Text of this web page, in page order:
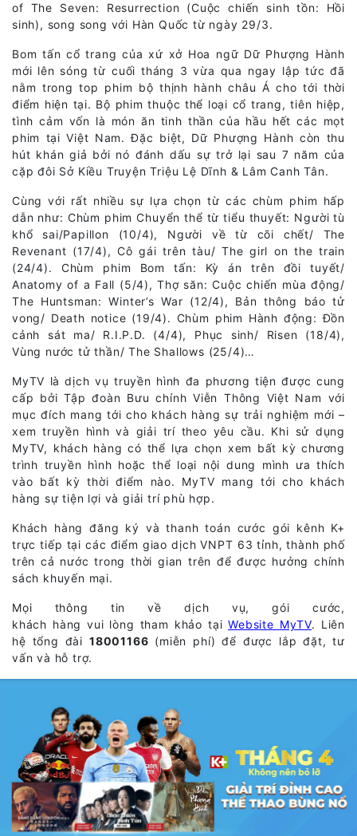
of The Seven: Resurrection (Cuộc chiến sinh tồn: Hồi
sinh), song song với Hàn Quốc từ ngày 29/3.
Bom tấn cổ trang của xứ xở Hoa ngữ Dữ Phượng Hành
mới lên sóng từ cuối tháng 3 vừa qua ngay lập tức đã
nằm trong top phim bộ thịnh hành châu Á cho tới thời
điểm hiện tại. Bộ phim thuộc thể loại cổ trang, tiên hiệp,
tình cảm vốn là món ăn tinh thần của hầu hết các mọt
phim tại Việt Nam. Đặc biệt, Dữ Phượng Hành còn thu
hút khán giả bởi nó đánh dấu sự trở lại sau 7 năm của
cặp đôi Sở Kiều Truyện Triệu Lệ Dĩnh & Lâm Canh Tân.
Cùng với rất nhiều sự lựa chọn từ các chùm phim hấp
dẫn như: Chùm phim Chuyển thể từ tiểu thuyết: Người tù
khổ sai/Papillon (10/4), Người về từ cõi chết/ The
Revenant (17/4), Cô gái trên tàu/ The girl on the train
(24/4). Chùm phim Bom tấn: Kỳ án trên đồi tuyết/
Anatomy of a Fall (5/4), Thợ săn: Cuộc chiến mùa động/
The Huntsman: Winter’s War (12/4), Bản thông báo tử
vong/ Death notice (19/4). Chùm phim Hành động: Đồn
cảnh sát ma/ R.I.P.D. (4/4), Phục sinh/ Risen (18/4),
Vùng nước tử thần/ The Shallows (25/4)…
MyTV là dịch vụ truyền hình đa phương tiện được cung
cấp bởi Tập đoàn Bưu chính Viễn Thông Việt Nam với
mục đích mang tới cho khách hàng sự trải nghiệm mới –
xem truyền hình và giải trí theo yêu cầu. Khi sử dụng
MyTV, khách hàng có thể lựa chọn xem bất kỳ chương
trình truyền hình hoặc thể loại nội dung mình ưa thích
vào bất kỳ thời điểm nào. MyTV mang tới cho khách
hàng sự tiện lợi và giải trí phù hợp.
Khách hàng đăng ký và thanh toán cước gói kênh K+
trực tiếp tại các điểm giao dịch VNPT 63 tỉnh, thành phố
trên cả nước trong thời gian trên để được hưởng chính
sách khuyến mại.
Mọi thông tin về dịch vụ, gói cước,
khách hàng vui lòng tham khảo tạiWebsite MyTV. Liên
hệ tổng đài 18001166 (miễn phí) để được lắp đặt, tư
vấn và hỗ trợ.